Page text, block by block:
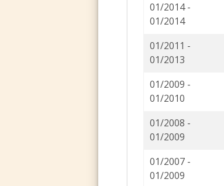
01/2014 -
01/2014
01/2011 -
01/2013
01/2009 -
01/2010
01/2008 -
01/2009
01/2007 -
01/2009